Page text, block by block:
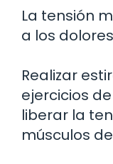
La tensión
a los
Realizar
ejercicios
liberar la
músculos